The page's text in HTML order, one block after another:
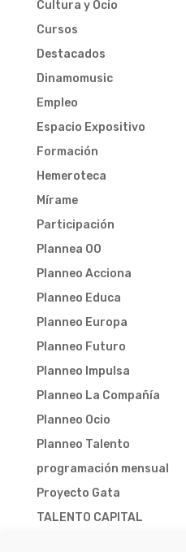
Cultura y Ocio
Cursos
Destacados
Dinamomusic
Empleo
Espacio Expositivo
Formación
Hemeroteca
Mírame
Participación
Plannea 00
Planneo Acciona
Planneo Educa
Planneo Europa
Planneo Futuro
Planneo Impulsa
Planneo La Compañía
Planneo Ocio
Planneo Talento
programación mensual
Proyecto Gata
TALENTO CAPITAL